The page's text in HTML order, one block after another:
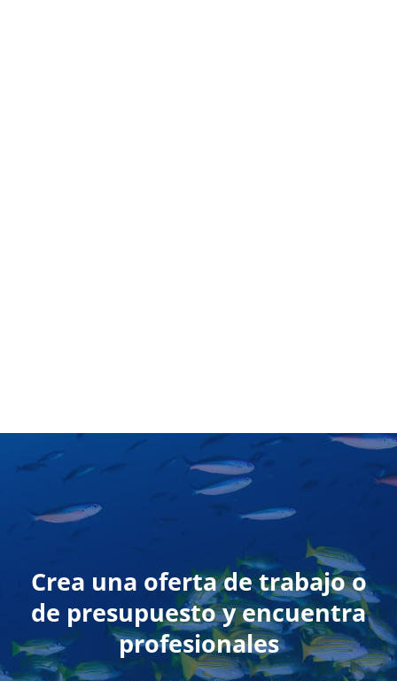
Crea una oferta de trabajo o
de presupuesto y encuentra
profesionales